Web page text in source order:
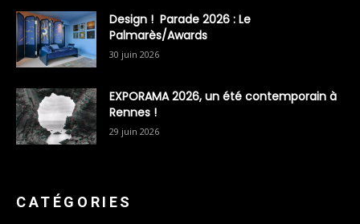
Design ! Parade 2026 : Le
Palmarès/Awards
30 juin 2026
EXPORAMA 2026, un été contemporain à
Rennes !
29 juin 2026
CATÉGORIES